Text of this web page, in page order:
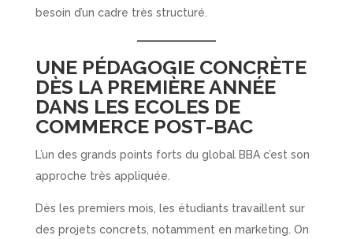
besoin d’un cadre très structuré.
UNE PÉDAGOGIE CONCRÈTE
DÈS LA PREMIÈRE ANNÉE
DANS LES ECOLES DE
COMMERCE POST-BAC
L’un des grands points forts du global BBA c’est son
approche très appliquée.
Dès les premiers mois, les étudiants travaillent sur
des projets concrets, notamment en marketing. On